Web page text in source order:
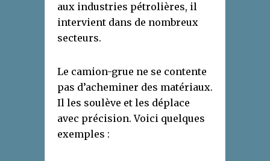
aux industries pétrolières, il
intervient dans de nombreux
secteurs.
Le camion-grue ne se contente
pas d’acheminer des matériaux.
Il les soulève et les déplace
avec précision. Voici quelques
exemples :